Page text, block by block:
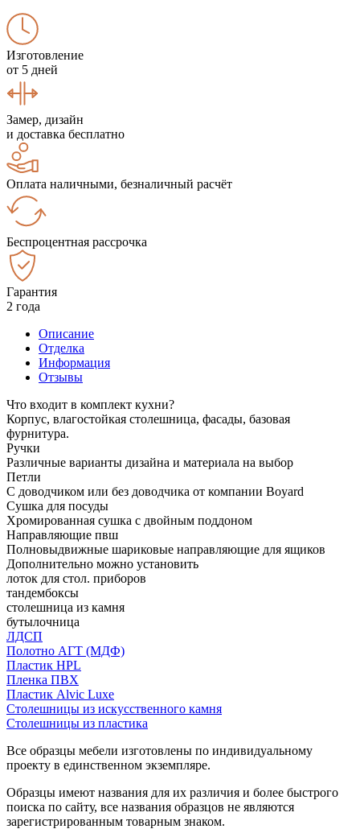
Изготовление
от 5 дней
Замер, дизайн
и доставка бесплатно
Оплата наличными, безналичный расчёт
Беспроцентная рассрочка
Гарантия
2 года
Описание
Отделка
Информация
Отзывы
Что входит в комплект кухни?
Корпус, влагостойкая столешница, фасады, базовая
фурнитура.
Ручки
Различные варианты дизайна и материала на выбор
Петли
С доводчиком или без доводчика от компании Boyard
Сушка для посуды
Хромированная сушка с двойным поддоном
Направляющие пвш
Полновыдвижные шариковые направляющие для ящиков
Дополнительно можно установить
лоток для стол. приборов
тандембоксы
столешница из камня
бутылочница
ЛДСП
Полотно АГТ (МДФ)
Пластик HPL
Пленка ПВХ
Пластик Alvic Luxe
Столешницы из искусственного камня
Столешницы из пластика
Все образцы мебели изготовлены по индивидуальному
проекту в единственном экземпляре.
Образцы имеют названия для их различия и более быстрого
поиска по сайту, все названия образцов не являются
зарегистрированным товарным знаком.